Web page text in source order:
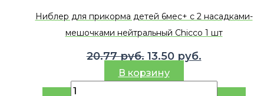
Ниблер для прикорма детей 6мес+ с 2 насадками-
мешочками нейтральный Chicco 1 шт
20.77руб. Первоначальная
цена
13.50 руб.Текущая
13.50 руб..
В корзину